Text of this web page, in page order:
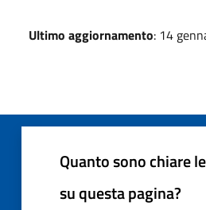
Ultimo aggiornamento: 14
Quanto sono chiare
su questa pagina?